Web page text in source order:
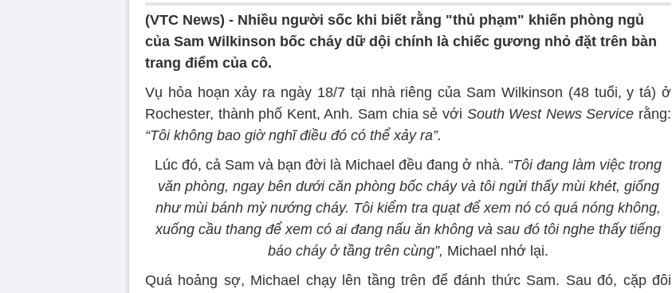
(VTC News) - Nhiều người sốc khi biết rằng "thủ phạm" khiến phòng ngủ
của Sam Wilkinson bốc cháy dữ dội chính là chiếc gương nhỏ đặt trên bàn
trang điểm của cô.
Vụ hỏa hoạn xảy ra ngày 18/7 tại nhà riêng của Sam Wilkinson (48 tuổi, y tá) ở
Rochester, thành phố Kent, Anh. Sam chia sẻ với South West News Service rằng:
“Tôi không bao giờ nghĩ điều đó có thể xảy ra”.
Lúc đó, cả Sam và bạn đời là Michael đều đang ở nhà. “Tôi đang làm việc trong
văn phòng, ngay bên dưới căn phòng bốc cháy và tôi ngửi thấy mùi khét, giống
như mùi bánh mỳ nướng cháy. Tôi kiểm tra quạt để xem nó có quá nóng không,
xuống cầu thang để xem có ai đang nấu ăn không và sau đó tôi nghe thấy tiếng
báo cháy ở tầng trên cùng”, Michael nhớ lại.
Quá hoảng sợ, Michael chạy lên tầng trên để đánh thức Sam. Sau đó, cặp đôi